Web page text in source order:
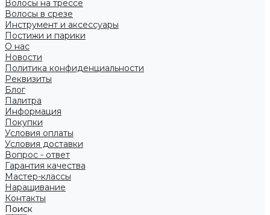
Волосы на трессе
Волосы в срезе
Инструмент и аксессуары
Постижи и парики
О нас
Новости
Политика конфиденциальности
Реквизиты
Блог
Палитра
Информация
Покупки
Условия оплаты
Условия доставки
Вопрос - ответ
Гарантия качества
Мастер-классы
Наращивание
Контакты
Поиск